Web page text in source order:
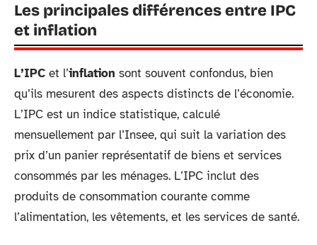
Les principales différences entre IPC
et inflation
L’IPC et l’inflation sont souvent confondus, bien
qu’ils mesurent des aspects distincts de l’économie.
L’IPC est un indice statistique, calculé
mensuellement par l’Insee, qui suit la variation des
prix d’un panier représentatif de biens et services
consommés par les ménages. L’IPC inclut des
produits de consommation courante comme
l’alimentation, les vêtements, et les services de santé.